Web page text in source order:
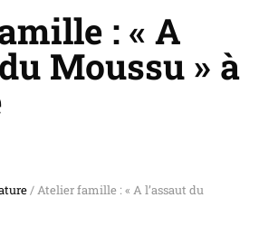
: « A
Moussu » à
/ Atelier famille : « A l’assaut du